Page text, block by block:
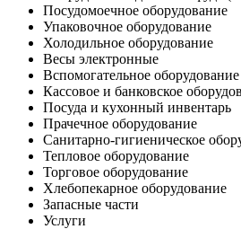
Посудомоечное оборудование
Упаковочное оборудование
Холодильное оборудование
Весы электронные
Вспомогательное оборудование
Кассовое и банковское
Посуда и кухонный инвентарь
Прачечное оборудование
Санитарно-гигиеническое
Тепловое оборудование
Торговое оборудование
Хлебопекарное оборудование
Запасные части
Услуги